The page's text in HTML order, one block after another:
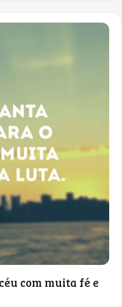
com muita fé e